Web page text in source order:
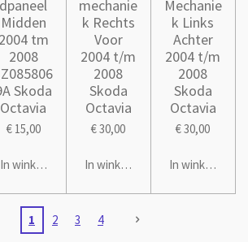
dpaneel
Midden
2004 tm
2008
Skoda
Octavia
€ 15,00
In winkelwagen
mechanie
k Rechts
Voor
2004 t/m
2008
Skoda
Octavia
€ 30,00
In winkelwagen
Mechanie
k Links
Achter
2004 t/m
2008
Skoda
Octavia
€ 30,00
In winkelwagen
1 2 3 4